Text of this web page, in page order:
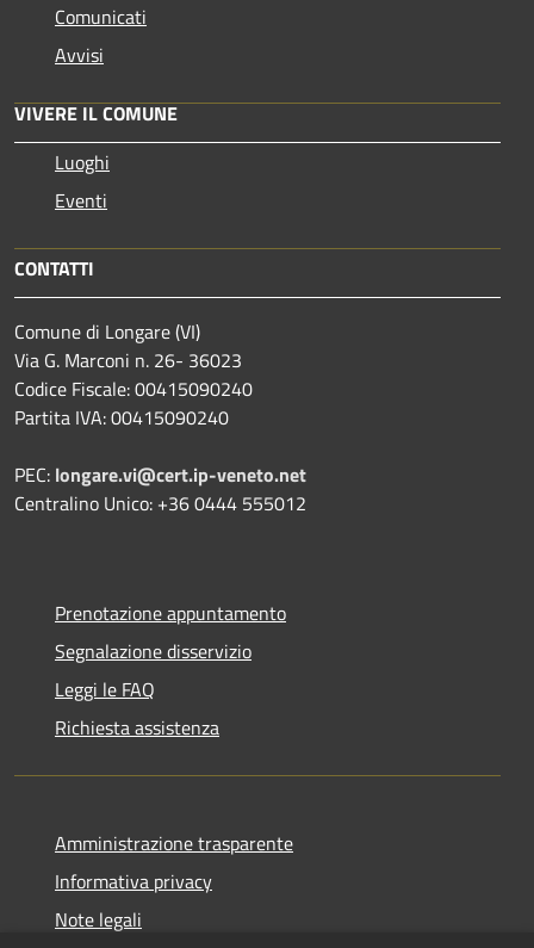
Comunicati
Avvisi
VIVERE IL COMUNE
Luoghi
Eventi
CONTATTI
Comune di Longare (VI)
Via G. Marconi n. 26- 36023
Codice Fiscale: 00415090240
Partita IVA: 00415090240
PEC: longare.vi@cert.ip-veneto.net
Centralino Unico: +36 0444 555012
Prenotazione appuntamento
Segnalazione disservizio
Leggi le FAQ
Richiesta assistenza
Amministrazione trasparente
Informativa privacy
Note legali